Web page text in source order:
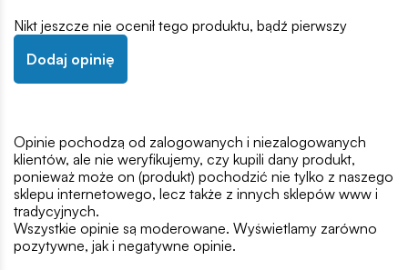
Nikt jeszcze nie ocenił tego produktu, bądź pierwszy
Dodaj opinię
Opinie pochodzą od zalogowanych i niezalogowanych
klientów, ale nie weryfikujemy, czy kupili dany produkt,
ponieważ może on (produkt) pochodzić nie tylko z naszego
sklepu internetowego, lecz także z innych sklepów www i
tradycyjnych.
Wszystkie opinie są moderowane. Wyświetlamy zarówno
pozytywne, jak i negatywne opinie.